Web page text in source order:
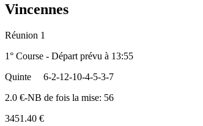
Vincennes
Réunion 1
1° Course - Départ prévu à 13:55
Quinte
6-2-12-10-4-5-3-7
2.0 €-NB de fois la mise: 56
3451.40 €